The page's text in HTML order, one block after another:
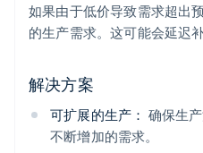
如果由于低价导致需求超出
的生产需求。这可能会延迟
解决方案
可扩展的生产： 确保生
不断增加的需求。